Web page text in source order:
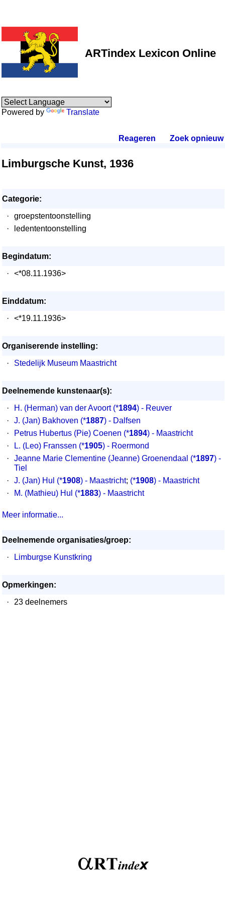
ARTindex Lexicon Online
Powered by Translate
Reageren Zoek opnieuw.
Limburgsche Kunst, 1936
Categorie:
·
groepstentoonstelling
·
ledententoonstelling
Begindatum:
·
<*08.11.1936>
Einddatum:
·
<*19.11.1936>
Organiserende instelling:
·
Stedelijk Museum Maastricht
Deelnemende kunstenaar(s):
·
H. (Herman) van der Avoort (*1894) - Reuver
·
J. (Jan) Bakhoven (*1887) - Dalfsen
·
Petrus Hubertus (Pie) Coenen (*1894) - Maastricht
·
L. (Leo) Franssen (*1905) - Roermond
·
Jeanne Marie Clementine (Jeanne) Groenendaal (*1897) -
Tiel
·
J. (Jan) Hul (*1908) - Maastricht; (*1908) - Maastricht
·
M. (Mathieu) Hul (*1883) - Maastricht
Meer informatie...
Deelnemende organisaties/groep:
·
Limburgse Kunstkring
Opmerkingen:
·
23 deelnemers